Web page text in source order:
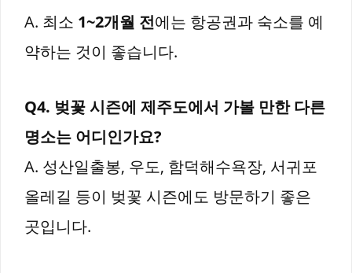
A. 최소 1~2개월 전에는 항공권과 숙소를 예
약하는 것이 좋습니다.
Q4. 벚꽃 시즌에 제주도에서 가볼 만한 다른
명소는 어디인가요?
A. 성산일출봉, 우도, 함덕해수욕장, 서귀포
올레길 등이 벚꽃 시즌에도 방문하기 좋은
곳입니다.